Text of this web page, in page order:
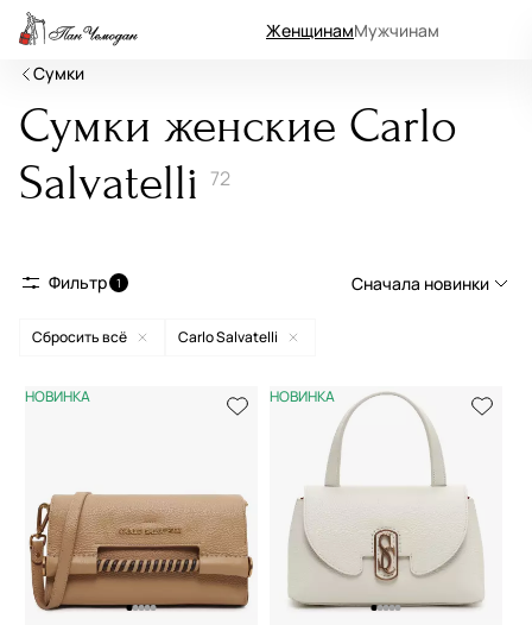
ЖенщинамМужчинам
Сумки
Сумки женские Carlo
Salvatelli 72
Фильтр 1 Сначала новинки
Сначала популярные
По возрастанию цены
По убыванию цены
По размеру скидки
По скорости доставки
Сбросить всё Carlo Salvatelli
НОВИНКА НОВИНКА